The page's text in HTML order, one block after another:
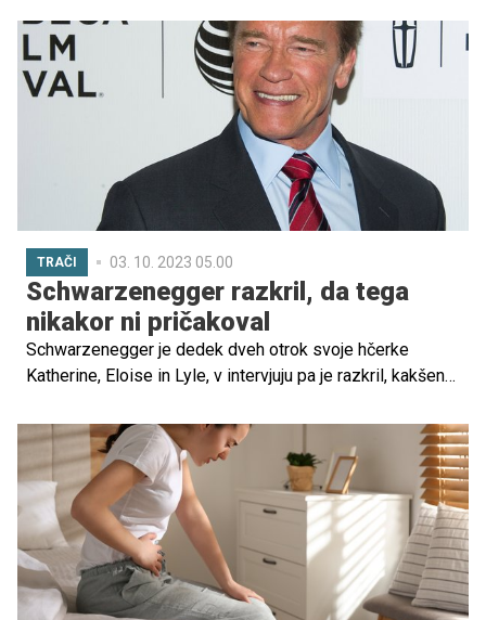
TRAČI 03. 10. 2023 05.00
Schwarzenegger razkril, da tega
nikakor ni pričakoval
Schwarzenegger je dedek dveh otrok svoje hčerke
Katherine, Eloise in Lyle, v intervjuju pa je razkril, kakšen